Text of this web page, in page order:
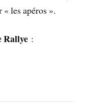
les apéros ».
Rallye :